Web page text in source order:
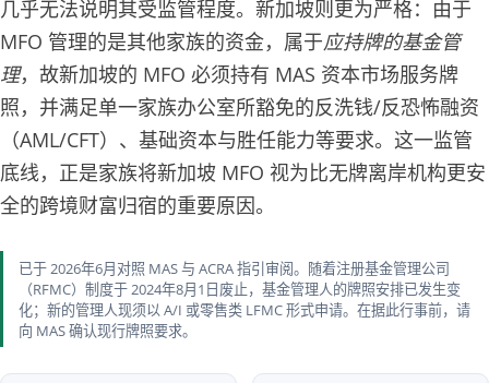
几乎无法说明其受监管程度。新加坡则更为严格：由于
MFO 管理的是其他家族的资金，属于应持牌的基金管
理，故新加坡的 MFO 必须持有 MAS 资本市场服务牌
照，并满足单一家族办公室所豁免的反洗钱/反恐怖融资
（AML/CFT）、基础资本与胜任能力等要求。这一监管
底线，正是家族将新加坡 MFO 视为比无牌离岸机构更安
全的跨境财富归宿的重要原因。
已于 2026年6月对照 MAS 与 ACRA 指引审阅。随着注册基金管理公司
（RFMC）制度于 2024年8月1日废止，基金管理人的牌照安排已发生变
化；新的管理人现须以 A/I 或零售类 LFMC 形式申请。在据此行事前，请
向 MAS 确认现行牌照要求。